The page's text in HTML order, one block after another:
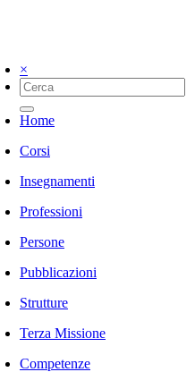
×
Home
Corsi
Insegnamenti
Professioni
Persone
Pubblicazioni
Strutture
Terza Missione
Competenze